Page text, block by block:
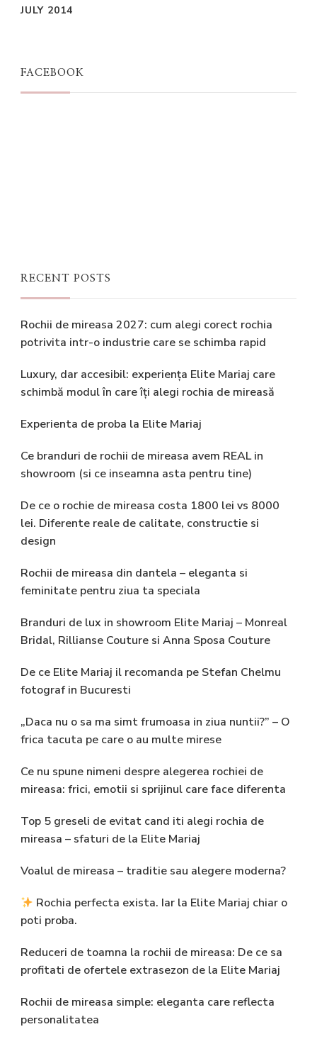
JULY 2014
FACEBOOK
RECENT POSTS
Rochii de mireasa 2027: cum alegi corect rochia
potrivita intr-o industrie care se schimba rapid
Luxury, dar accesibil: experiența Elite Mariaj care
schimbă modul în care îți alegi rochia de mireasă
Experienta de proba la Elite Mariaj
Ce branduri de rochii de mireasa avem REAL in
showroom (si ce inseamna asta pentru tine)
De ce o rochie de mireasa costa 1800 lei vs 8000
lei. Diferente reale de calitate, constructie si
design
Rochii de mireasa din dantela – eleganta si
feminitate pentru ziua ta speciala
Branduri de lux in showroom Elite Mariaj – Monreal
Bridal, Rillianse Couture si Anna Sposa Couture
De ce Elite Mariaj il recomanda pe Stefan Chelmu
fotograf in Bucuresti
„Daca nu o sa ma simt frumoasa in ziua nuntii?” – O
frica tacuta pe care o au multe mirese
Ce nu spune nimeni despre alegerea rochiei de
mireasa: frici, emotii si sprijinul care face diferenta
Top 5 greseli de evitat cand iti alegi rochia de
mireasa – sfaturi de la Elite Mariaj
Voalul de mireasa – traditie sau alegere moderna?
Rochia perfecta exista. Iar la Elite Mariaj chiar o
poti proba.
Reduceri de toamna la rochii de mireasa: De ce sa
profitati de ofertele extrasezon de la Elite Mariaj
Rochii de mireasa simple: eleganta care reflecta
personalitatea